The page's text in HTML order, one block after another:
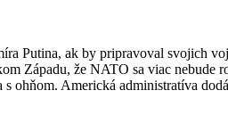
Putina, ak by pripravoval svojich
Západu, že NATO sa viac
ohňom. Americká administratíva